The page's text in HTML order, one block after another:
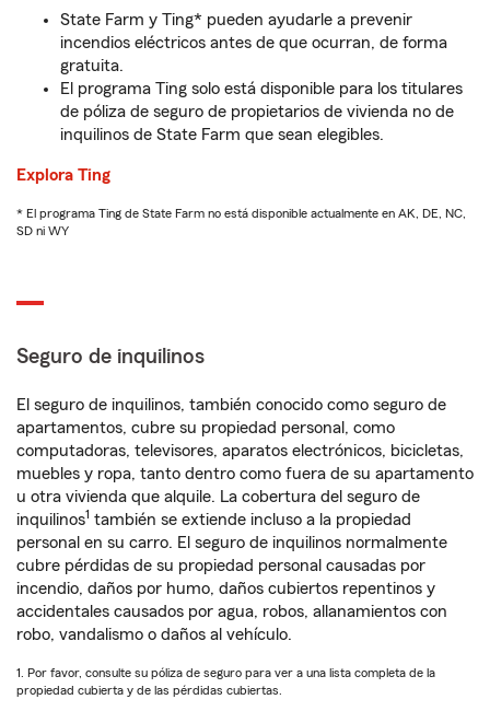
State Farm y Ting* pueden ayudarle a prevenir
incendios eléctricos antes de que ocurran, de forma
gratuita.
El programa Ting solo está disponible para los titulares
de póliza de seguro de propietarios de vivienda no de
inquilinos de State Farm que sean elegibles.
Explora Ting
* El programa Ting de State Farm no está disponible actualmente en AK, DE, NC,
SD ni WY
Seguro de inquilinos
El seguro de inquilinos, también conocido como seguro de
apartamentos, cubre su propiedad personal, como
computadoras, televisores, aparatos electrónicos, bicicletas,
muebles y ropa, tanto dentro como fuera de su apartamento
u otra vivienda que alquile. La cobertura del seguro de
inquilinos1 también se extiende incluso a la propiedad
personal en su carro. El seguro de inquilinos normalmente
cubre pérdidas de su propiedad personal causadas por
incendio, daños por humo, daños cubiertos repentinos y
accidentales causados por agua, robos, allanamientos con
robo, vandalismo o daños al vehículo.
1. Por favor, consulte su póliza de seguro para ver a una lista completa de la
propiedad cubierta y de las pérdidas cubiertas.